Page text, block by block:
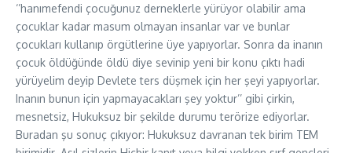
‘’hanımefendi çocuğunuz derneklerle yürüyor olabilir ama
çocuklar kadar masum olmayan insanlar var ve bunlar
çocukları kullanıp örgütlerine üye yapıyorlar. Sonra da inanın
çocuk öldüğünde öldü diye sevinip yeni bir konu çıktı hadi
yürüyelim deyip Devlete ters düşmek için her şeyi yapıyorlar.
Inanın bunun için yapmayacakları şey yoktur’’ gibi çirkin,
mesnetsiz, Hukuksuz bir şekilde durumu terörize ediyorlar.
Buradan şu sonuç çıkıyor: Hukuksuz davranan tek birim TEM